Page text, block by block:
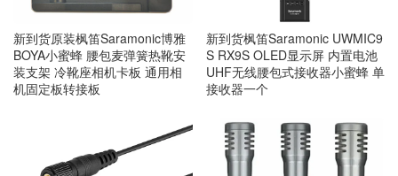
新到货原装枫笛Saramonic博雅
BOYA小蜜蜂 腰包麦弹簧热靴安
装支架 冷靴座相机卡板 通用相
机固定板转接板
新到货枫笛Saramonic UWMIC9
S RX9S OLED显示屏 内置电池
UHF无线腰包式接收器小蜜蜂 单
接收器一个